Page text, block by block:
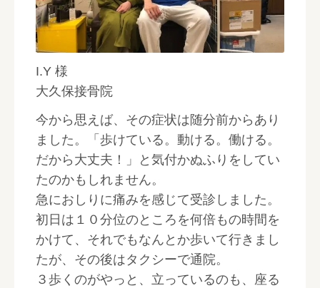
I.Y 様
大久保接骨院
今から思えば、その症状は随分前からあり
ました。「歩けている。動ける。働ける。
だから大丈夫！」と気付かぬふりをしてい
たのかもしれません。
急におしりに痛みを感じて受診しました。
初日は１０分位のところを何倍もの時間を
かけて、それでもなんとか歩いて行きまし
たが、その後はタクシーで通院。
３歩くのがやっと、立っているのも、座る